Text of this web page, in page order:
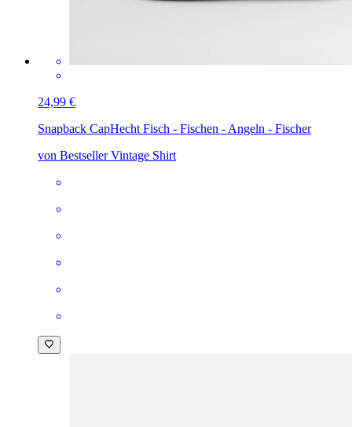
24,99 €
Snapback CapHecht Fisch - Fischen - Angeln - Fischer
von Bestseller Vintage Shirt